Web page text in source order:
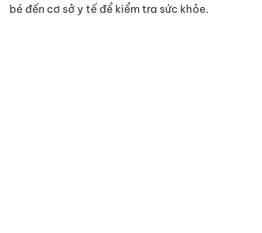
bé đến cơ sở y tế để kiểm tra sức khỏe.